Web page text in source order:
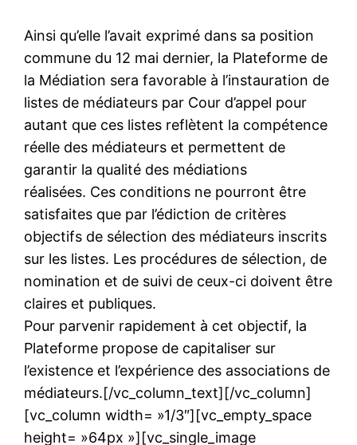
Ainsi qu’elle l’avait exprimé dans sa position
commune du 12 mai dernier, la Plateforme de
la Médiation sera favorable à l’instauration de
listes de médiateurs par Cour d’appel pour
autant que ces listes reflètent la compétence
réelle des médiateurs et permettent de
garantir la qualité des médiations
réalisées. Ces conditions ne pourront être
satisfaites que par l’édiction de critères
objectifs de sélection des médiateurs inscrits
sur les listes. Les procédures de sélection, de
nomination et de suivi de ceux-ci doivent être
claires et publiques.
Pour parvenir rapidement à cet objectif, la
Plateforme propose de capitaliser sur
l’existence et l’expérience des associations de
médiateurs.[/vc_column_text][/vc_column]
[vc_column width= »1/3″][vc_empty_space
height= »64px »][vc_single_image